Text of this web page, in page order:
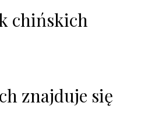
chińskich
znajduje się